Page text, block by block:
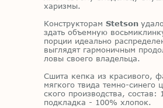
ха­риз­мы.
Кон­струк­то­рам Stetson
здать объ­ем­ную
пор­ции иде­аль­но
вы­гля­дят гар­мо­нич­ным
ло­вы сво­е­го вла­дель­ца.
Сши­та кеп­ка из кра­си­во­го,
мяг­ко­го тви­да тем­но-си­не­го
ско­го про­из­вод­ства, со­став:
под­клад­ка - 100% хло­пок.